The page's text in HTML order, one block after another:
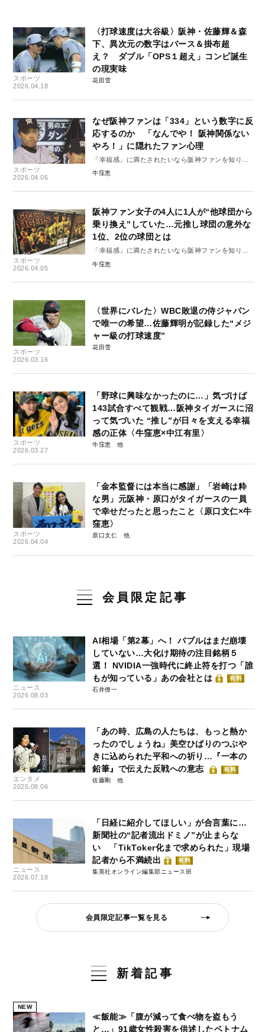
スポーツ
2026.04.18
〈打球速度は大谷級〉阪神・佐藤輝＆森
下、異次元の数字はバース＆掛布超
え？ ダブル「OPS１超え」コンビ誕生
の現実味
花田雪
スポーツ
2026.04.06
なぜ阪神ファンは「334」という数字に反
応するのか 「なんでや！ 阪神関係ない
やろ！」に隠れたファン心理
「幸福感」に満たされたいなら阪神ファンを知りま
しょう#7
牛窪恵
スポーツ
2026.04.05
阪神ファン女子の4人に1人が“他球団から
乗り換え”していた…元推し球団の意外な
1位、2位の球団とは
「幸福感」に満たされたいなら阪神ファンを知りま
しょう#6
牛窪恵
スポーツ
2026.03.16
〈世界にバレた〉WBC敗退の侍ジャパン
で唯一の希望…佐藤輝明が記録した“メジ
ャー級の打球速度”
花田雪
スポーツ
2026.03.27
「野球に興味なかったのに…」気づけば
143試合すべて観戦…阪神タイガースに沼
って気づいた “推し”が日々を支える幸福
感の正体〈牛窪恵×中江有里〉
牛窪恵
スポーツ
2026.04.04
「金本監督には本当に感謝」「岩崎は粋
な男」元阪神・原口がタイガースの一員
で幸せだったと思ったこと〈原口文仁×牛
窪恵〉
原口文仁
会員限定記事
ニュース
2026.08.03
AI相場「第2幕」へ！ バブルはまだ崩壊
していない…大化け期待の注目銘柄５
選！ NVIDIA一強時代に終止符を打つ「誰
もが知っている」あの会社とは
有料
石井僚一
エンタメ
2025.08.06
「あの時、広島の人たちは、もっと熱か
ったのでしょうね」美空ひばりのつぶや
きに込められた平和への祈り…『一本の
鉛筆』で伝えた反戦への意志
有料
佐藤剛
ニュース
2026.07.18
「日経に紹介してほしい」が合言葉に…
新聞社の“記者流出ドミノ”が止まらな
い 「TikToker化まで求められた」現場
記者から不満続出
有料
集英社オンライン編集部ニュース班
会員限定記事一覧を見る
新着記事
NEW
≪飯能≫「腹が減って食べ物を盗もう
と…」91歳女性殺害を供述したベトナム